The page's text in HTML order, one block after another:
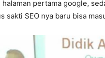
pertama google,
sakti SEO nya baru bisa